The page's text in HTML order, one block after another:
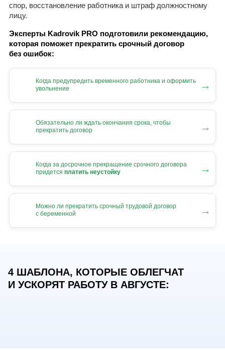
спор, восстановление работника и штраф должностному
лицу.
Эксперты Kadrovik PRO подготовили рекомендацию,
которая поможет прекратить срочный договор
без ошибок:
Когда предупредить временного работника и оформить
увольнение
→
Обязательно ли ждать окончания срока, чтобы
прекратить договор
→
Когда за досрочное прекращение срочного договора
придется платить неустойку →
Можно ли прекратить срочный трудовой договор
с беременной
→
4 ШАБЛОНА, КОТОРЫЕ ОБЛЕГЧАТ
И УСКОРЯТ РАБОТУ В АВГУСТЕ: